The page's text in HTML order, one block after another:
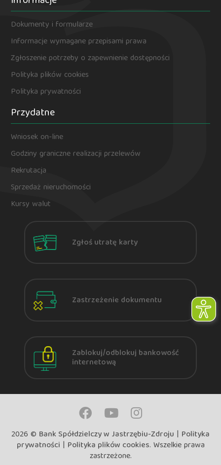
Dokumenty i formularze
Informacje wymagane przepisami prawa
Zgłoszenie potrzeby o zapewnienie dostępności
Polityka plików cookies
Polityka prywatności
Przydatne
Wniosek on-line
Godziny graniczne realizacji przelewów
Rekrutacja
Sprzedaż nieruchomości
Kursy walut
Zgłoś utratę karty
Zastrzeżenie dokumentu
Zablokuj/odblokuj bankowość
internetową
2026 © Bank Spółdzielczy w Jastrzębiu-Zdroju | Polityka
prywatności | Polityka plików cookies. Wszelkie prawa
zastrzeżone.